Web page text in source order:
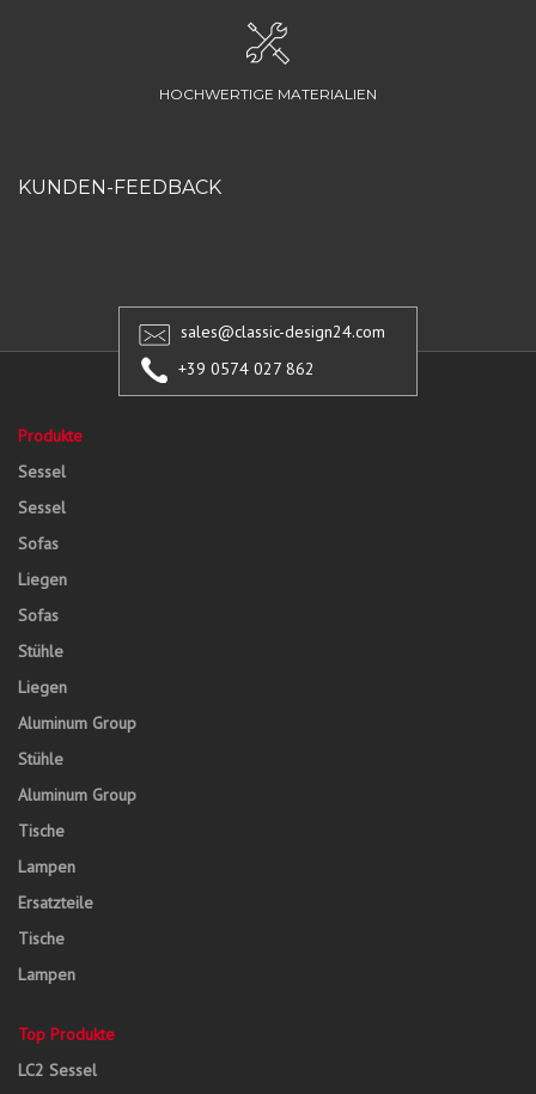
HOCHWERTIGE MATERIALIEN
KUNDEN-FEEDBACK
sales@classic-design24.com
+39 0574 027 862
Produkte
Sessel
Sessel
Sofas
Liegen
Sofas
Stühle
Liegen
Aluminum Group
Stühle
Aluminum Group
Tische
Lampen
Ersatzteile
Tische
Lampen
Top Produkte
LC2 Sessel